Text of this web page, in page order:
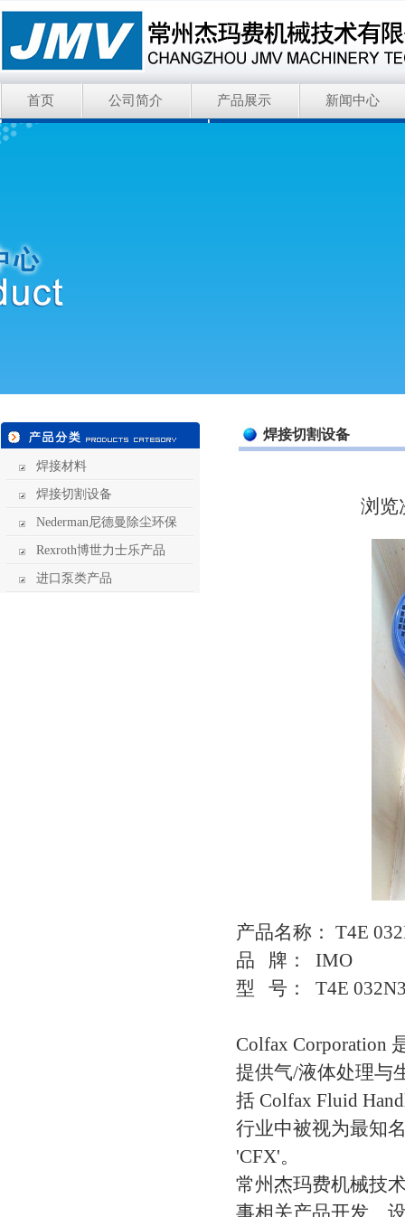
首页 公司简介 产品展示 新闻中心
焊接材料
焊接切割设备
Nederman尼德曼除尘环保
Rexroth博世力士乐产品
进口泵类产品
焊接切割设备
浏览
产品名称： T4E
品 牌： IMO
型 号： T4E
Colfax Corporation
提供气/液体处理与
括 Colfax Fluid
行业中被视为最知
'CFX'。
常州杰玛费机械技
事相关产品开发、